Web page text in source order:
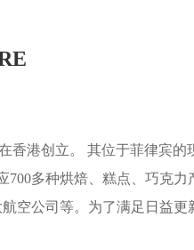
香港创立。 其位于菲律宾
700多种烘焙、糕点、巧克
空公司等。为了满足日益更